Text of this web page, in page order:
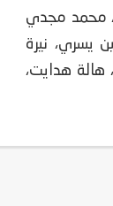
محمد مجدي
يسري، نيرة
هالة هدايت،